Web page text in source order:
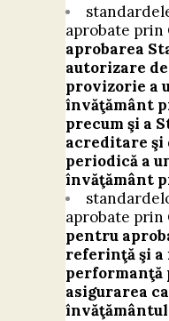
aprobate prin
aprobarea
autorizare
provizorie a
învăţământ
precum şi a
acreditare şi
periodică a
învăţământ
aprobate prin
pentru
referinţă şi
performanţă
asigurarea